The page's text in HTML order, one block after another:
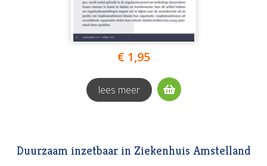
€ 1,95
lees meer
Duurzaam inzetbaar in Ziekenhuis Amstelland